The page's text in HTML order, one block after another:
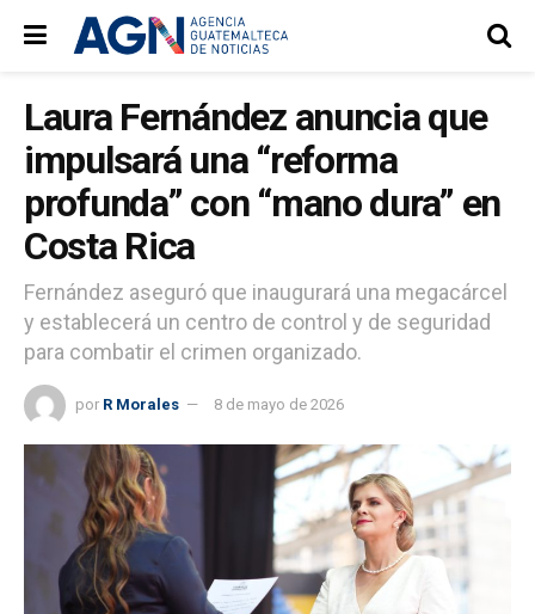
Laura Fernández anuncia que
impulsará una “reforma
profunda” con “mano dura” en
Costa Rica
Fernández aseguró que inaugurará una megacárcel
y establecerá un centro de control y de seguridad
para combatir el crimen organizado.
por R Morales 8 de mayo de 2026